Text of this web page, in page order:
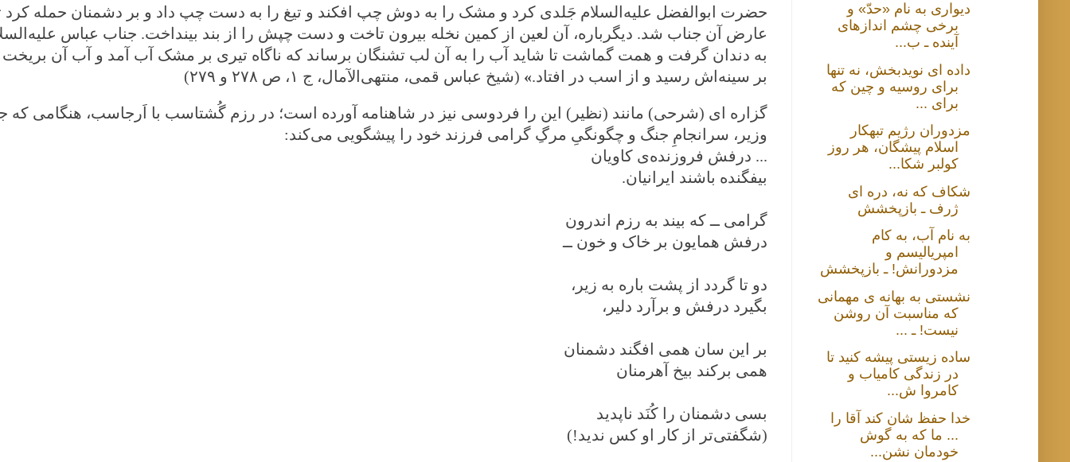
حضرت ابوالفضل علیه‌السلام جَلدی کرد و مشک را به دوش چپ افکند و تیغ را به دست چپ داد و بر دشمنان حمله
عارض آن جناب شد. دیگرباره، آن لعین از کمین نخله بیرون تاخت و دست چپش را از بند بینداخت. جناب عباس
به دندان گرفت و همت گماشت تا شاید آب را به آن لب تشنگان برساند که ناگاه تیری بر مشک آب آمد و آب آن بریخت
بر سینه‌اش رسید و از اسب در افتاد.» (شیخ عباس قمی، منتهی‌الآمال، ج ۱، ص ۲۷۸ و ۲۷۹)
گزاره ای (شرحی) مانند (نظیر) این را فردوسی نیز در شاهنامه آورده است؛ در رزم گُشتاسب با اَرجاسب، هنگامی که
وزیر، سرانجامِ جنگ و چگونگیِ مرگِ گرامی فرزند خود را پیشگویی می‌کند:
... درفش فروزنده‌ی کاویان
بیفگنده باشند ایرانیان.
گرامی ــ که بیند به رزم اندرون
درفش همایون بر خاک و خون ــ
دو تا گردد از پشت باره به زیر،
بگیرد درفش و برآرد دلیر،
بر این ‌سان همی افگند دشمنان
همی برکند بیخ آهرمنان
بسی دشمنان را کُنَد ناپدید
(شگفتی‌تر از کار او کس ندید!)
دیواری به نام «حدّ» و
برخی چشم اندازهای
آینده ـ ب...
داده ای نویدبخش، نه تنها
برای روسیه و چین که
برای ...
مزدوران رژیم تبهکار
اسلام پیشگان، هر روز
کولبر شکا...
شکاف که نه، دره ای
ژرف ـ بازپخشش
به نام آب، به کام
امپریالیسم و
مزدورانش! ـ بازپخشش
نشستی به بهانه ی مهمانی
که مناسبت آن روشن
نیست! ـ ...
ساده زیستی پیشه کنید تا
در زندگی کامیاب و
کامروا ش...
خدا حفظ شان کند آقا را
... ما که به گوش
خودمان نشن...